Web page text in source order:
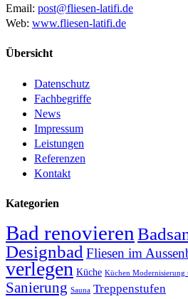
Email: post@fliesen-latifi.de
Web: www.fliesen-latifi.de
Übersicht
Datenschutz
Fachbegriffe
News
Impressum
Leistungen
Referenzen
Kontakt
Kategorien
Bad renovieren
Designbad Fliesen im
verlegen Küche Küchen Modernisierung
Sanierung Sauna Treppenstufen